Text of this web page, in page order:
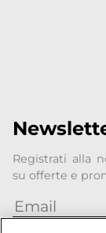
Registrati alla
su offerte e